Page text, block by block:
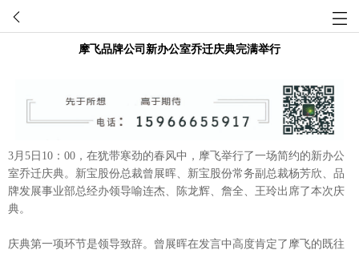
摩飞品牌公司新办公室乔迁庆典完满举行
3月5日10：00，在犹带寒劲的春风中，摩飞举行了一场简约的新办公
室乔迁庆典。新宝股份总裁曾展晖、新宝股份常务副总裁杨芳欣、品
牌发展事业部总经办领导喻连杰、陈龙辉、詹全、王玲出席了本次庆
典。
庆典第一项环节是领导致辞。曾展晖在发言中高度肯定了摩飞的既往